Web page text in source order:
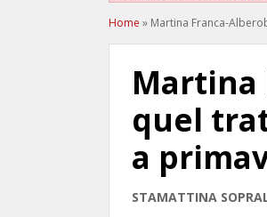
Home » Martina Franca-
Martina
quel
a
STAMATTINA